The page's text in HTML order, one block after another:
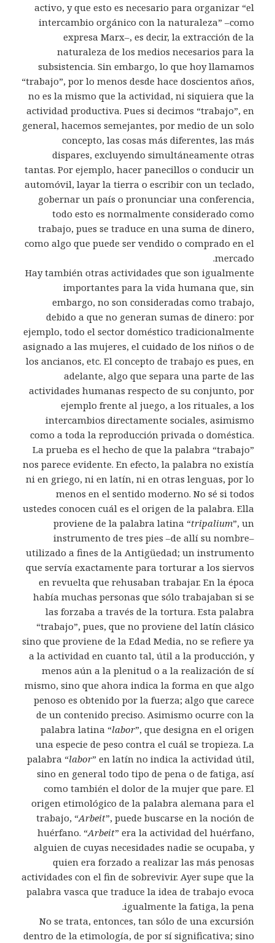
activo, y que esto es necesario para organizar “el
intercambio orgánico con la naturaleza” –como
expresa Marx–, es decir, la extracción de la
naturaleza de los medios necesarios para la
subsistencia. Sin embargo, lo que hoy llamamos
“trabajo”, por lo menos desde hace doscientos años,
no es la mismo que la actividad, ni siquiera que la
actividad productiva. Pues si decimos “trabajo”, en
general, hacemos semejantes, por medio de un solo
concepto, las cosas más diferentes, las más
dispares, excluyendo simultáneamente otras
tantas. Por ejemplo, hacer panecillos o conducir un
automóvil, layar la tierra o escribir con un teclado,
gobernar un país o pronunciar una conferencia,
todo esto es normalmente considerado como
trabajo, pues se traduce en una suma de dinero,
como algo que puede ser vendido o comprado en el
mercado.
Hay también otras actividades que son igualmente
importantes para la vida humana que, sin
embargo, no son consideradas como trabajo,
debido a que no generan sumas de dinero: por
ejemplo, todo el sector doméstico tradicionalmente
asignado a las mujeres, el cuidado de los niños o de
los ancianos, etc. El concepto de trabajo es pues, en
adelante, algo que separa una parte de las
actividades humanas respecto de su conjunto, por
ejemplo frente al juego, a los rituales, a los
intercambios directamente sociales, asimismo
como a toda la reproducción privada o doméstica.
La prueba es el hecho de que la palabra “trabajo”
nos parece evidente. En efecto, la palabra no existía
ni en griego, ni en latín, ni en otras lenguas, por lo
menos en el sentido moderno. No sé si todos
ustedes conocen cuál es el origen de la palabra. Ella
proviene de la palabra latina “tripalium”, un
instrumento de tres pies –de allí su nombre–
utilizado a fines de la Antigüedad; un instrumento
que servía exactamente para torturar a los siervos
en revuelta que rehusaban trabajar. En la época
había muchas personas que sólo trabajaban si se
las forzaba a través de la tortura. Esta palabra
“trabajo”, pues, que no proviene del latín clásico
sino que proviene de la Edad Media, no se refiere ya
a la actividad en cuanto tal, útil a la producción, y
menos aún a la plenitud o a la realización de sí
mismo, sino que ahora indica la forma en que algo
penoso es obtenido por la fuerza; algo que carece
de un contenido preciso. Asimismo ocurre con la
palabra latina “labor”, que designa en el origen
una especie de peso contra el cuál se tropieza. La
palabra “labor” en latín no indica la actividad útil,
sino en general todo tipo de pena o de fatiga, así
como también el dolor de la mujer que pare. El
origen etimológico de la palabra alemana para el
trabajo, “Arbeit”, puede buscarse en la noción de
huérfano. “Arbeit” era la actividad del huérfano,
alguien de cuyas necesidades nadie se ocupaba, y
quien era forzado a realizar las más penosas
actividades con el fin de sobrevivir. Ayer supe que la
palabra vasca que traduce la idea de trabajo evoca
igualmente la fatiga, la pena.
No se trata, entonces, tan sólo de una excursión
dentro de la etimología, de por sí significativa; sino